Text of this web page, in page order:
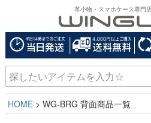
革小物・スマホケース専門
HOME WG-BRG 背面商品一覧